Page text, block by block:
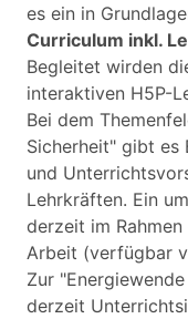
es ein in
Curriculum inkl.
Begleitet wirden
interaktiven H5P-
Bei dem
Sicherheit" gibt es
und
Lehrkräften. Ein
derzeit im
Arbeit (verfügbar
Zur
derzeit